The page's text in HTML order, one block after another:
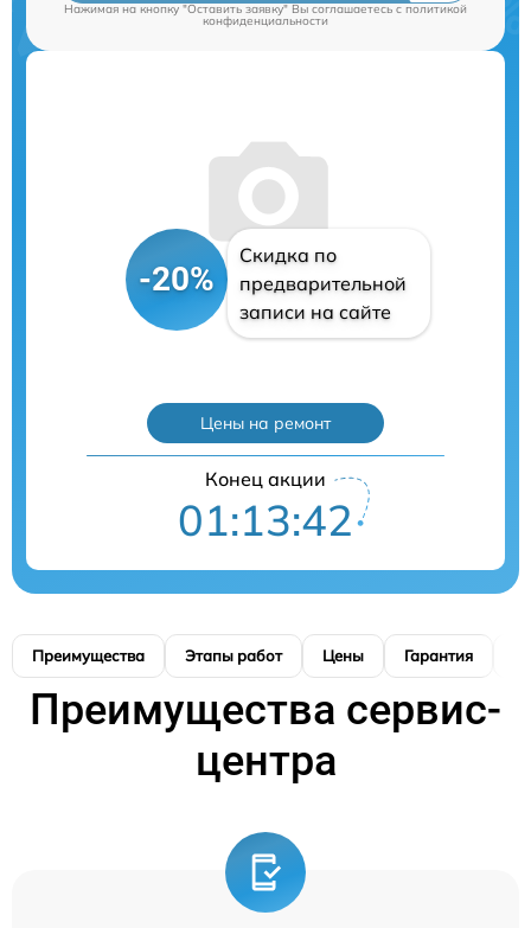
Нажимая на кнопку "Оставить заявку" Вы соглашаетесь c политикой
конфиденциальности
-20%
Скидка по
предварительной
записи на сайте
Цены на ремонт
Конец акции
01:13:41
Преимущества Этапы работ Цены Гарантия
Преимущества сервис-
центра